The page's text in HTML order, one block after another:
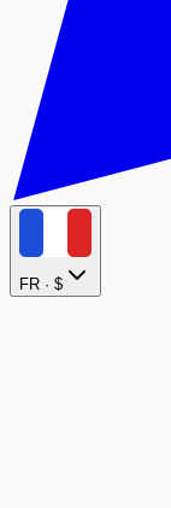
FR · $